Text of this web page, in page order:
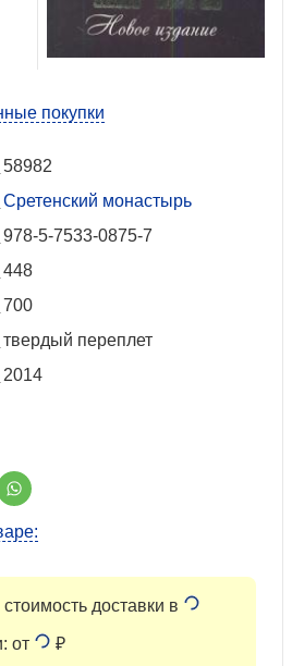
покупки
58982
Сретенский монастырь
978-5-7533-0875-7
448
700
твердый переплет
2014
доставки в
от ₽